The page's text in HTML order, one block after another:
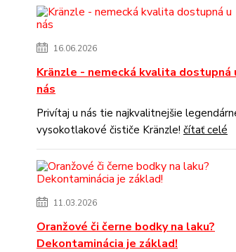
16.06.2026
Kränzle - nemecká kvalita dostupná
nás
Privítaj u nás tie najkvalitnejšie
vysokotlakové čističe Kränzle! čítať celé
11.03.2026
Oranžové či černe bodky na laku?
Dekontaminácia je základ!